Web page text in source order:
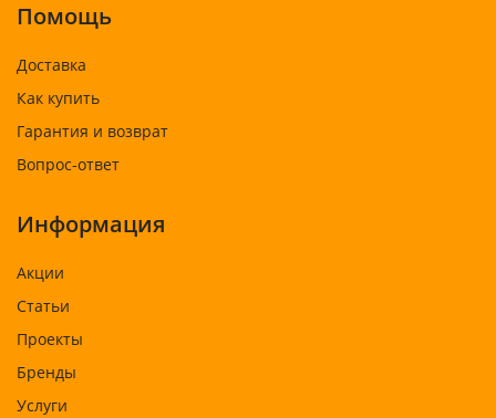
Помощь
Доставка
Как купить
Гарантия и возврат
Вопрос-ответ
Информация
Акции
Статьи
Проекты
Бренды
Услуги